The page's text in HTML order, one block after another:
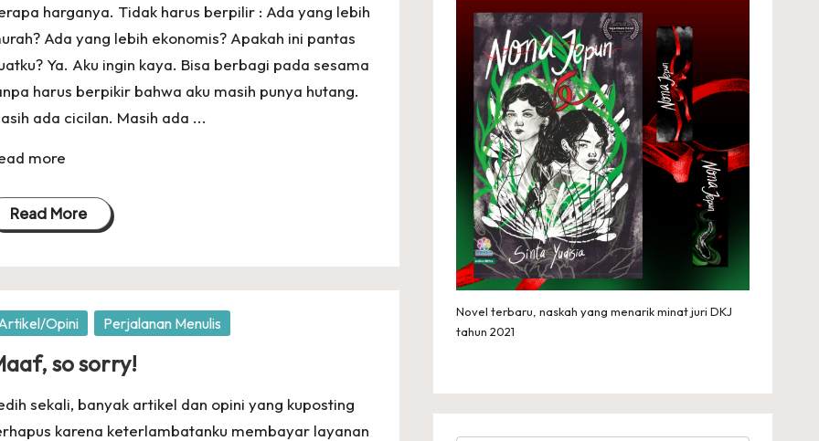
harganya. Tidak harus berpilir : Ada yang lebih
Ada yang lebih ekonomis? Apakah ini pantas
Ya. Aku ingin kaya. Bisa berbagi pada sesama
harus berpikir bahwa aku masih punya hutang.
ada cicilan. Masih ada ...
more
Read More
Opini Perjalanan Menulis
so sorry!
sekali, banyak artikel dan opini yang kuposting
karena keterlambatanku membayar layanan
Novel terbaru, naskah yang menarik minat juri DKJ
tahun 2021